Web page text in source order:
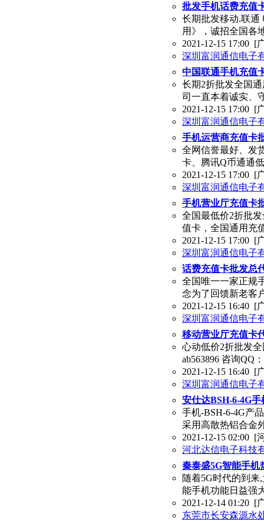
批发手机话费充值
长期批发移动.联通
用》，诚招全国各
2021-12-15 17:00 [
深圳富润通信电子
中国联通手机充值
长期2折批发全国
司一直本着诚实、
2021-12-15 17:00 [
深圳富润通信电子
手机运营商充值卡
全网信誉最好、发
卡、腾讯Q币通通
2021-12-15 17:00 [
深圳富润通信电子
手机营业厅充值卡
全国最低价2折批
值卡，全国通用充
2021-12-15 17:00 [
深圳富润通信电子
话费充值卡批发总
全国唯一一家正规
念为了回馈新老客
2021-12-15 16:40 [
深圳富润通信电子
移动营业厅充值卡
心动低价2折批发
ab563896 咨询QQ
2021-12-15 16:40 [
深圳富润通信电子
安仕达BSH-6-4G手
手机-BSH-6-4G产
采用高散热铝合金
2021-12-15 02:00 [
河北达信电子科技
秦泰盛5G智能手机
随着5G时代的到
能手机功能日益强
2021-12-14 01:20 [
东莞市长安森源水